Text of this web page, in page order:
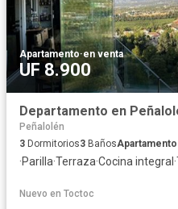
Apartamento·en venta
UF 8.900
Departamento en
Peñalolén
3 Dormitorios3 BañosApartamento
·Parilla·Terraza·Cocina integral·
Nuevo en Toctoc